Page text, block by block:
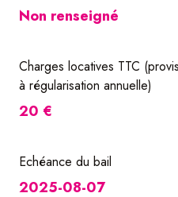
Non renseigné
Charges locatives TTC
à régularisation annuelle)
20 €
Echéance du bail
2025-08-07